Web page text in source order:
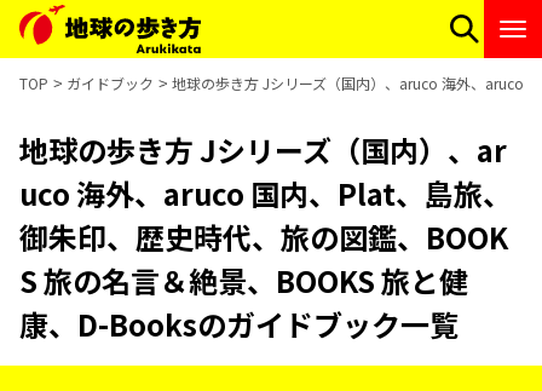
TOP ガイドブック 地球の歩き方 Jシリーズ（国内）、aruco 海外、aruco
地球の歩き方 Jシリーズ（国内）、ar
uco 海外、aruco 国内、Plat、島旅、
御朱印、歴史時代、旅の図鑑、BOOK
S 旅の名言＆絶景、BOOKS 旅と健
康、D-Booksのガイドブック一覧